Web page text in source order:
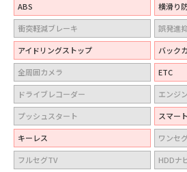
ABS
横滑り
衝突軽減ブレーキ
誤発進
アイドリングストップ
バック
全周囲カメラ
ETC
ドライブレコーダー
エンジ
プッシュスタート
スマー
キーレス
ワンセ
フルセグTV
HDDナ